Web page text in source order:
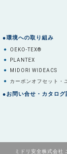
●環境への取り組み
OEKO-TEX®
PLANTEX
MIDORI WIDEACS
カーボンオフセット・
●お問い合せ・カタログ
ミドリ安全株式会